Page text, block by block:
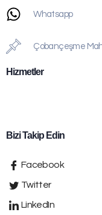
Whatsapp
Çobançeşme
Hizmetler
Bizi Takip Edin
Facebook
Twitter
LinkedIn